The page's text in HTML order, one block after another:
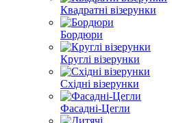
Квадратні візерунки
Бордюри
Круглі візерунки
Східні візерунки
Фасадні-Цегли